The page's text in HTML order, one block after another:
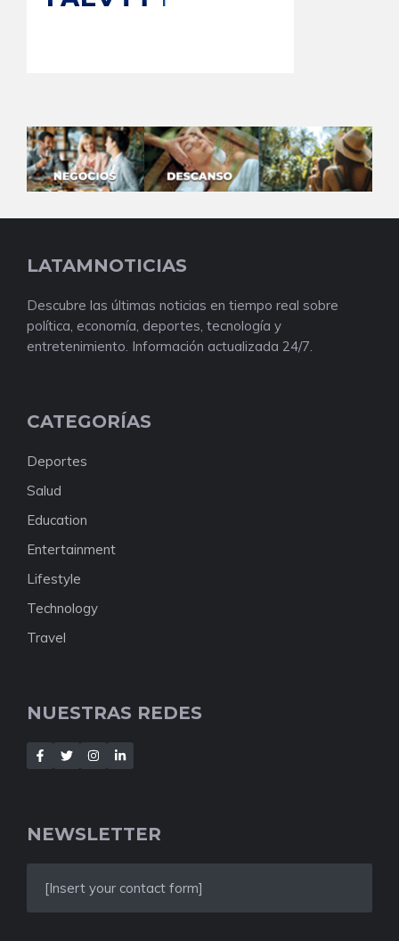
LATAMNOTICIAS
Descubre las últimas noticias en tiempo real sobre
política, economía, deportes, tecnología y
entretenimiento. Información actualizada 24/7.
CATEGORÍAS
Deportes
Salud
Education
Entertainment
Lifestyle
Technology
Travel
NUESTRAS REDES
NEWSLETTER
[Insert your contact form]